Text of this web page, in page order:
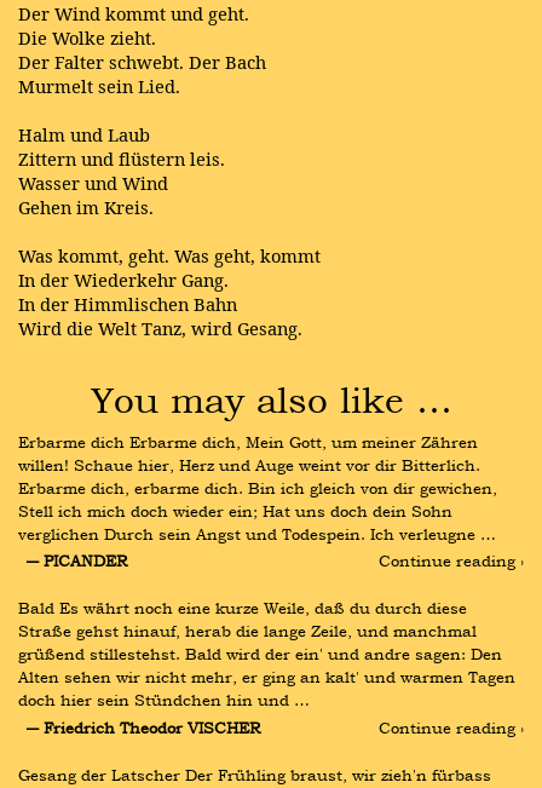
Der Wind kommt und geht.
Die Wolke zieht.
Der Falter schwebt. Der Bach
Murmelt sein Lied.
Halm und Laub
Zittern und flüstern leis.
Wasser und Wind
Gehen im Kreis.
Was kommt, geht. Was geht, kommt
In der Wiederkehr Gang.
In der Himmlischen Bahn
Wird die Welt Tanz, wird Gesang.
You may also like …
Erbarme dich Erbarme dich, Mein Gott, um meiner Zähren
willen! Schaue hier, Herz und Auge weint vor dir Bitterlich.
Erbarme dich, erbarme dich. Bin ich gleich von dir gewichen,
Stell ich mich doch wieder ein; Hat uns doch dein Sohn
verglichen Durch sein Angst und Todespein. Ich verleugne …
― PICANDER
Continue reading ›
Bald Es währt noch eine kurze Weile, daß du durch diese
Straße gehst hinauf, herab die lange Zeile, und manchmal
grüßend stillestehst. Bald wird der ein' und andre sagen: Den
Alten sehen wir nicht mehr, er ging an kalt' und warmen Tagen
doch hier sein Stündchen hin und …
― Friedrich Theodor VISCHER
Continue reading ›
Gesang der Latscher Der Frühling braust, wir zieh'n fürbass